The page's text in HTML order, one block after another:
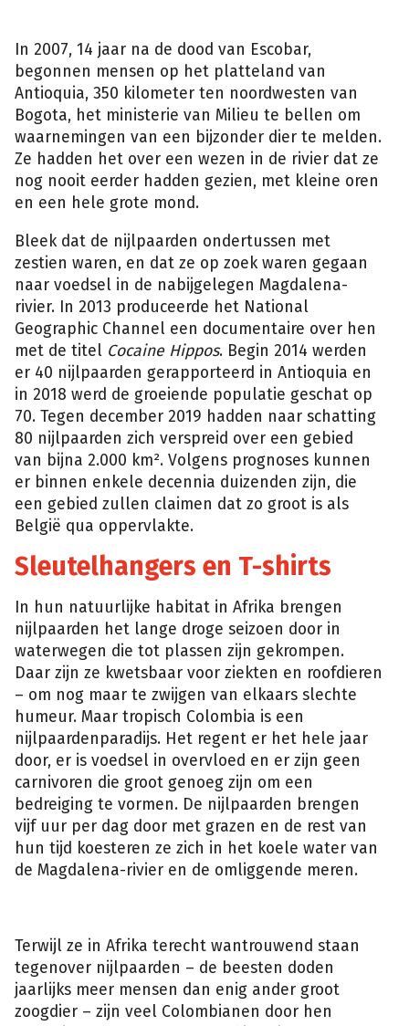
In 2007, 14 jaar na de dood van Escobar,
begonnen mensen op het platteland van
Antioquia, 350 kilometer ten noordwesten van
Bogota, het ministerie van Milieu te bellen om
waarnemingen van een bijzonder dier te melden.
Ze hadden het over een wezen in de rivier dat ze
nog nooit eerder hadden gezien, met kleine oren
en een hele grote mond.
Bleek dat de nijlpaarden ondertussen met
zestien waren, en dat ze op zoek waren gegaan
naar voedsel in de nabijgelegen Magdalena-
rivier. In 2013 produceerde het National
Geographic Channel een documentaire over hen
met de titel Cocaine Hippos. Begin 2014 werden
er 40 nijlpaarden gerapporteerd in Antioquia en
in 2018 werd de groeiende populatie geschat op
70. Tegen december 2019 hadden naar schatting
80 nijlpaarden zich verspreid over een gebied
van bijna 2.000 km². Volgens prognoses kunnen
er binnen enkele decennia duizenden zijn, die
een gebied zullen claimen dat zo groot is als
België qua oppervlakte.
Sleutelhangers en T-shirts
In hun natuurlijke habitat in Afrika brengen
nijlpaarden het lange droge seizoen door in
waterwegen die tot plassen zijn gekrompen.
Daar zijn ze kwetsbaar voor ziekten en roofdieren
– om nog maar te zwijgen van elkaars slechte
humeur. Maar tropisch Colombia is een
nijlpaardenparadijs. Het regent er het hele jaar
door, er is voedsel in overvloed en er zijn geen
carnivoren die groot genoeg zijn om een ​​
bedreiging te vormen. De nijlpaarden brengen
vijf uur per dag door met grazen en de rest van
hun tijd koesteren ze zich in het koele water van
de Magdalena-rivier en de omliggende meren.
Een
buschauffeur
in
een
souvenirwinkel
in
de
buurt
van
Terwijl ze in Afrika terecht wantrouwend staan ​​
tegenover nijlpaarden – de beesten doden
jaarlijks meer mensen dan enig ander groot
zoogdier – zijn veel Colombianen door hen